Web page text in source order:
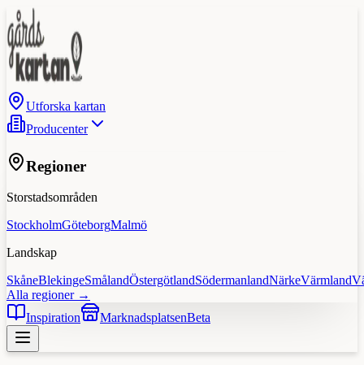
Utforska kartan
Producenter
Regioner
Storstadsområden
StockholmGöteborgMalmö
Landskap
SkåneBlekingeSmålandÖstergötlandSödermanlandNärkeVärmland
Alla regioner →
Inspiration
MarknadsplatsenBeta